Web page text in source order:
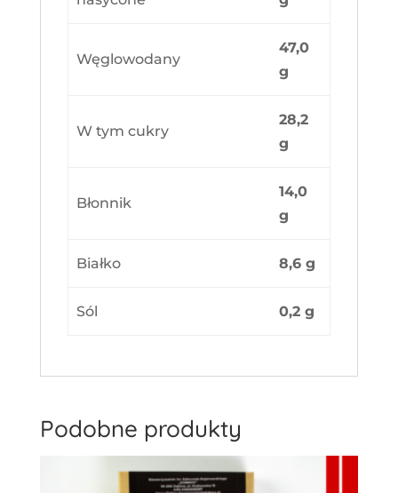
Węglowodany
47,0
g
W tym cukry
28,2
g
Błonnik
14,0
g
Białko 8,6 g
Sól 0,2 g
Podobne produkty